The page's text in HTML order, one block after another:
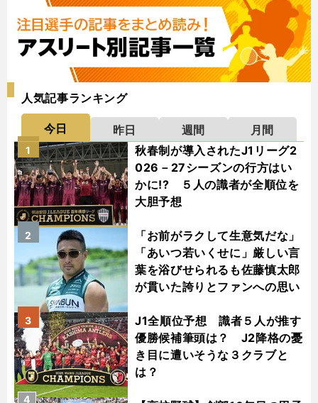
人気記事ランキング
今日 昨日 週間
月間
秋春制が導入されたJ1リーグ2
026－27シーズンの行方はい
かに!? ５人の識者が全順位を
大胆予想
1
「お前がラクして生意気だな」
「あいつ若いくせに」厳しい言
葉を浴びせられるも佐藤慎太郎
が貫いた誇りとファンへの思い
2
J1全順位予想 識者５人が推す
優勝候補筆頭は？ J2降格の憂
き目に遭いそうな３クラブと
は？
3
4